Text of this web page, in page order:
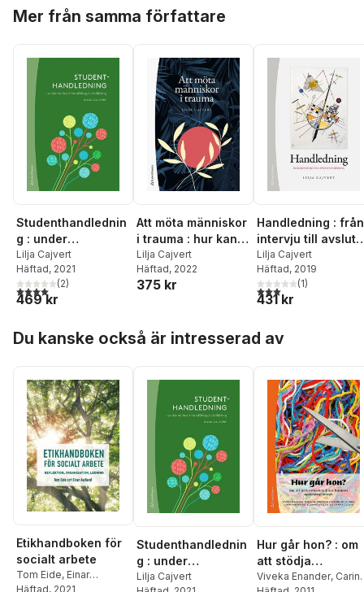
Mer från samma författare
Studenthandlednin
g : under
verksamhetsförlag
d utbildning
Lilja Cajvert
Häftad, 2021
4,0utav 5 stjärnor. Totalt antal röster:
(2)
469 kr
Att möta människor
i trauma : hur kan vi
bemöta
traumadrabbade
individer?
Lilja Cajvert
Häftad, 2022
375 kr
Handledning : från
intervju till
uppdrag
Lilja Cajvert
Häftad, 2019
3,0utav 5 stjärnor.
(1)
431 kr
Du kanske också är intresserad av
Etikhandboken för
socialt arbete
Tom Eide, Einar
Aadland
Häftad, 2021
Studenthandlednin
g : under
verksamhetsförlag
Lilja Cajvert
Hur går hon? : om
att stödja
misshandlade
Viveka Enander, Carin